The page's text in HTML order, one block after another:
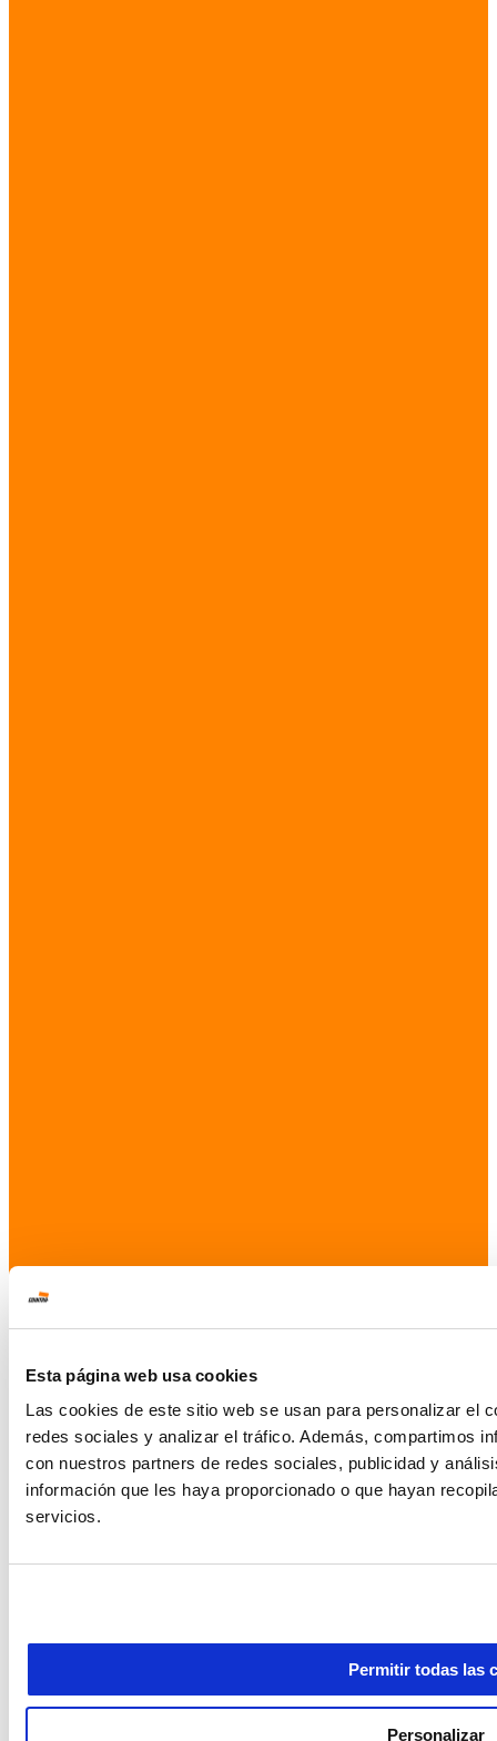
Esta página web usa cookies
Las cookies de este sitio web se usan para personalizar el
redes sociales y analizar el tráfico. Además, compartimos
con nuestros partners de redes sociales, publicidad y
información que les haya proporcionado o que hayan
servicios.
Permitir todas las
Personalizar